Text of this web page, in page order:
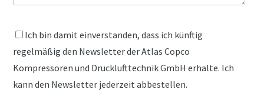
Ich bin damit einverstanden, dass ich künftig
regelmäßig den Newsletter der Atlas Copco
Kompressoren und Drucklufttechnik GmbH erhalte. Ich
kann den Newsletter jederzeit abbestellen.